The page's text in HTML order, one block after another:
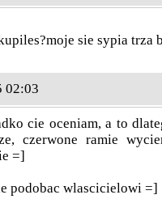
sie sypia trza
02:03
cie oceniam, a to
czerwone ramie
=]
podobac wlascicielowi =]